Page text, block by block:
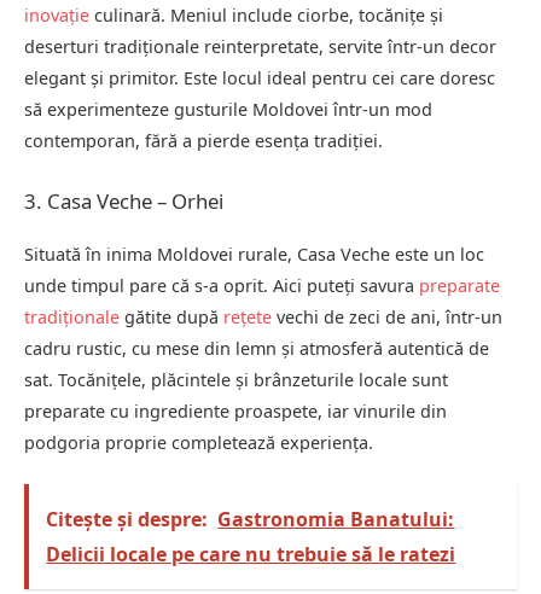
inovație culinară. Meniul include ciorbe, tocănițe și
deserturi tradiționale reinterpretate, servite într-un decor
elegant și primitor. Este locul ideal pentru cei care doresc
să experimenteze gusturile Moldovei într-un mod
contemporan, fără a pierde esența tradiției.
3. Casa Veche – Orhei
Situată în inima Moldovei rurale, Casa Veche este un loc
unde timpul pare că s-a oprit. Aici puteți savura preparate
tradiționale gătite după rețete vechi de zeci de ani, într-un
cadru rustic, cu mese din lemn și atmosferă autentică de
sat. Tocănițele, plăcintele și brânzeturile locale sunt
preparate cu ingrediente proaspete, iar vinurile din
podgoria proprie completează experiența.
Citește și despre: Gastronomia Banatului:
Delicii locale pe care nu trebuie să le ratezi